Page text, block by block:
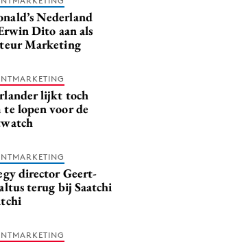
Nederland
Dito aan als
Marketing
lijkt toch
te lopen voor de
director Geert-
terug bij Saatchi